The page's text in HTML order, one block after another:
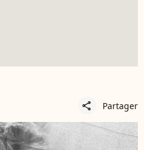
share Partager